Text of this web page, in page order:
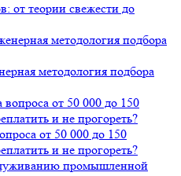
от теории свежести до
методология подбора
от 50 000 до 150
и не прогореть?